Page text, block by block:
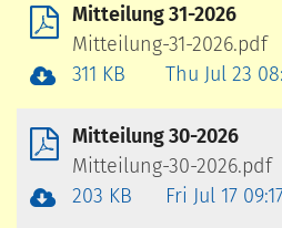
Mitteilung 31-2026
Mitteilung-31-2026.pdf
311 KB
Thu Jul 23
Mitteilung 30-2026
Mitteilung-30-2026.pdf
203 KB
Fri Jul 17